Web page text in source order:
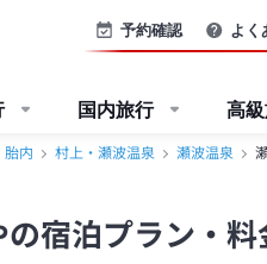
予約確認 よく
国内旅行 高
胎内 村上・瀬波温泉 瀬波温泉
宿泊プラン・料